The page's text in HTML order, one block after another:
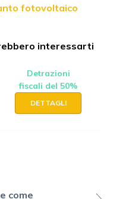
fotovoltaico
interessarti
Detrazioni
fiscali del 50%
DETTAGLI
come